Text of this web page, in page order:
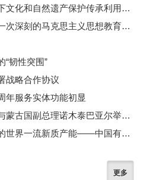
在习近平文化思想引领下文化和自然遗产保护传承利用工作开创新局面
伟大征程丨延安整风：一次深刻的马克思主义思想教育运动
“韧性突围”
战略合作协议
年服务实体功能初显
中铝集团董事长段向东与蒙古国副总理诺木泰巴亚尔举行会谈
锻造无愧时代无愧使命的世界一流新质产能——中国有色金属工业的战略应对与破局之道（二）
更多